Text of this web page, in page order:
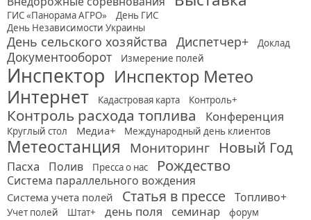
ГИС «Панорама АГРО»
День ГИС
День Независимости Украины
День сельского хозяйства Диспетчер+ Доклад
Документооборот Измерение полей
Инспектор Инспектор Метео
Интернет Кадастровая карта Контроль+
Контроль расхода топлива Конференция
Круглый стол Медиа+ Международный день клиентов
Метеостанция Мониторинг Новый Год
Пасха Полив Пресса о нас Рождество
Система параллельного вождения
Система учета полей Статья в прессе Топливо+
Учет полей Штат+ день поля семинар форум